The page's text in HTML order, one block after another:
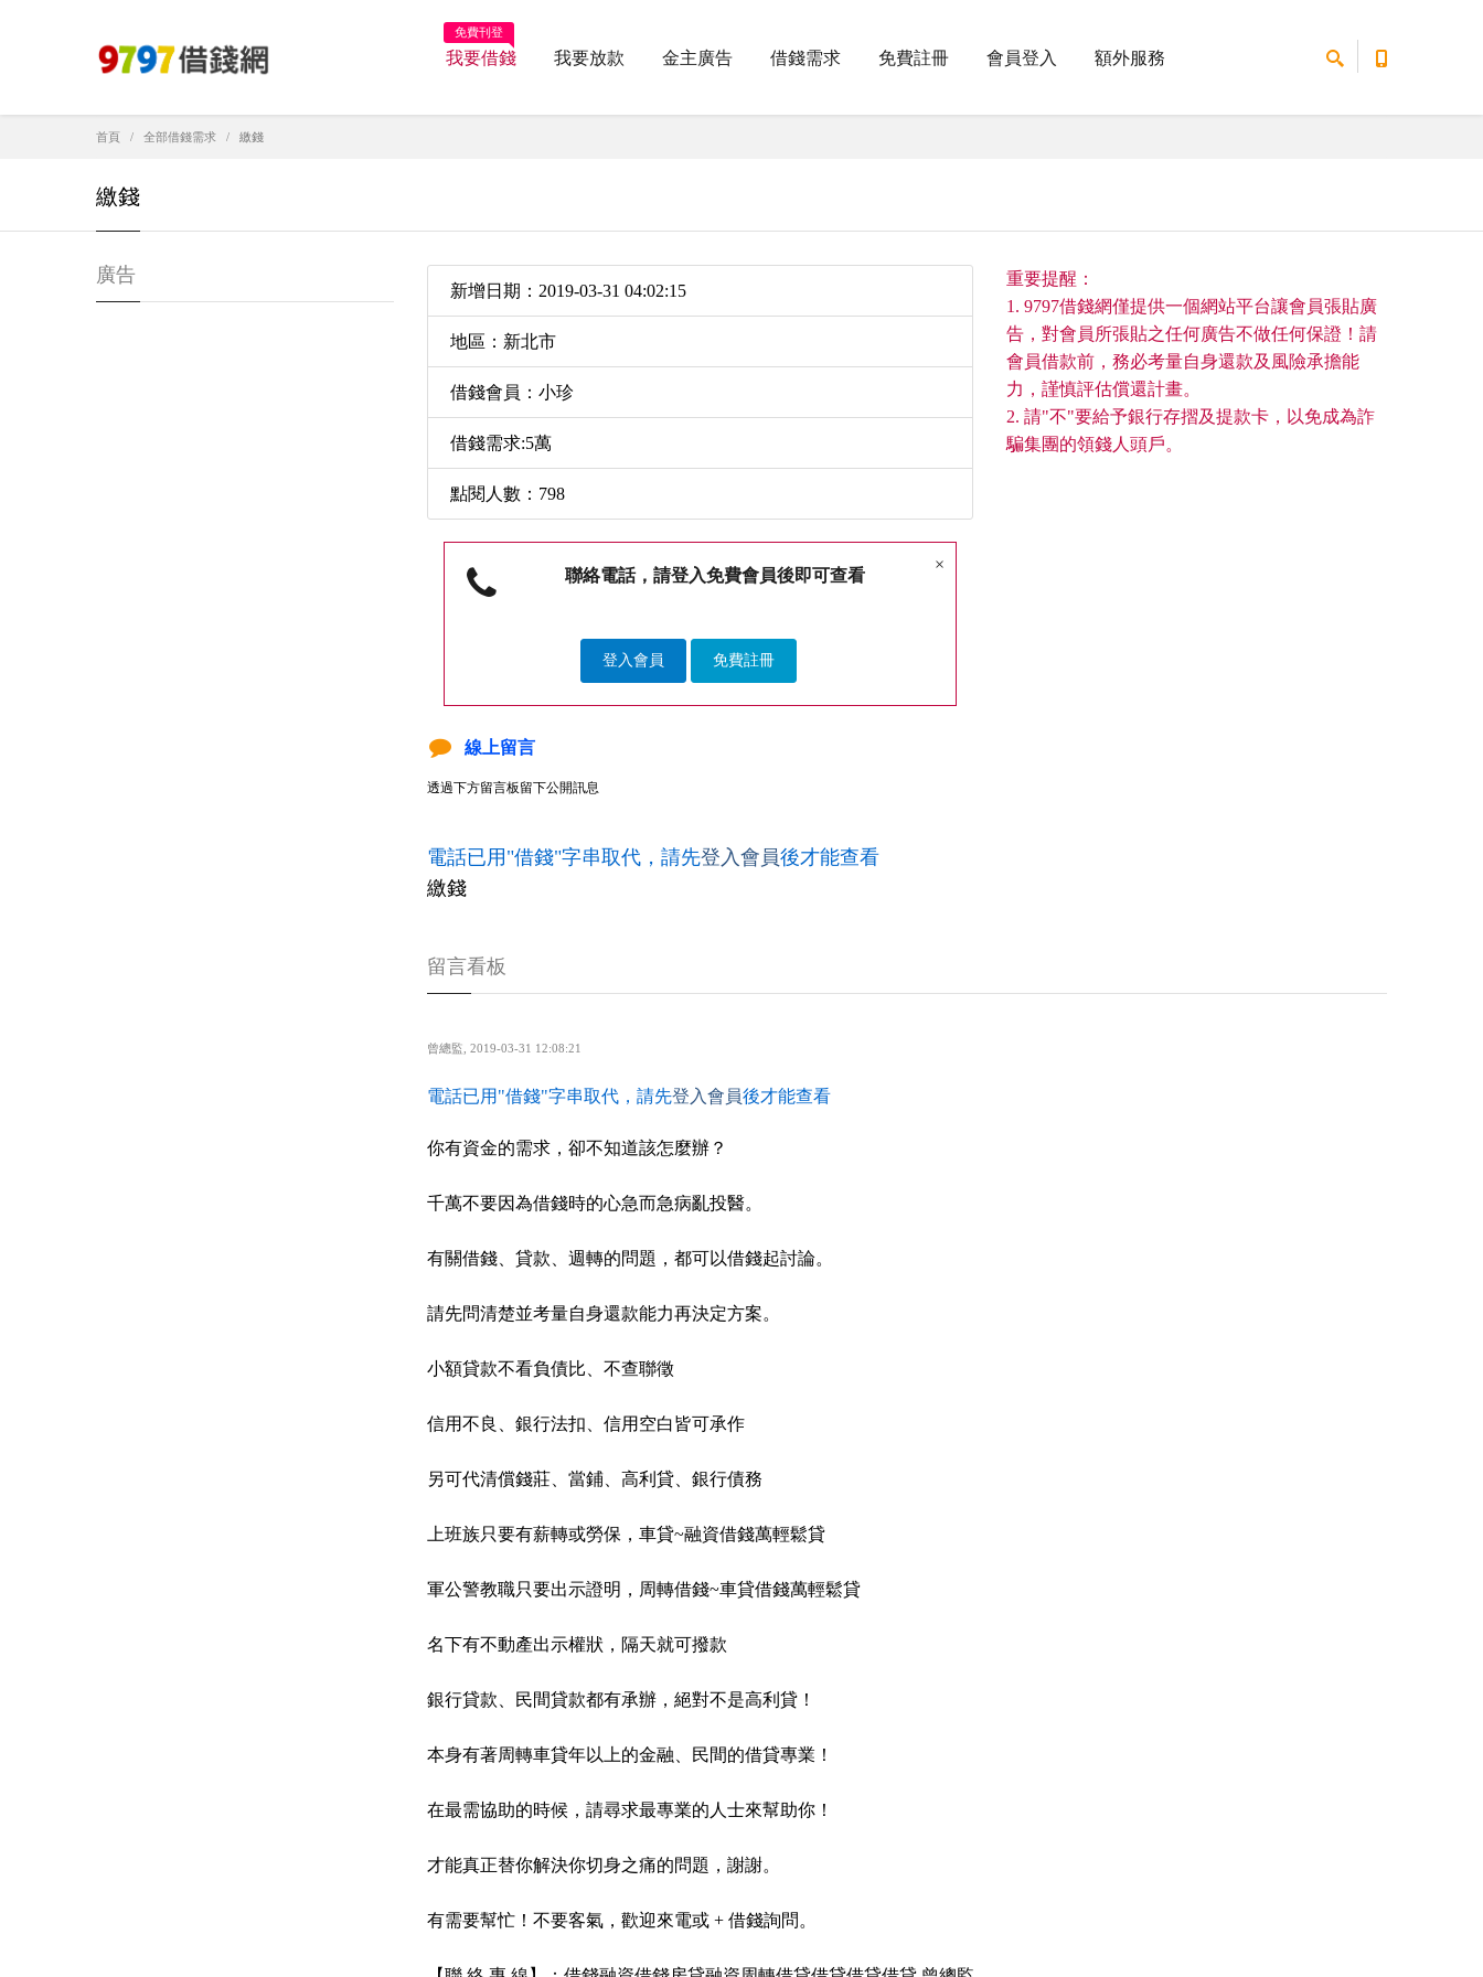
我要借錢
免費刊登
我要放款 金主廣告 借錢需求 免費註冊 會員登入 額外服務
首頁 全部借錢需求 繳錢
繳錢
新增日期：2019-03-31 04:02:15
地區：新北市
借錢會員：小珍
借錢需求:5萬
點閱人數：798
×
聯絡電話，請登入免費會員後即可查看
登入會員 免費註冊
線上留言
透過下方留言板留下公開訊息
重要提醒：
1. 9797借錢網僅提供一個網站平台讓會員張貼廣
告，對會員所張貼之任何廣告不做任何保證！請
會員借款前，務必考量自身還款及風險承擔能
力，謹慎評估償還計畫。
2. 請"不"要給予銀行存摺及提款卡，以免成為詐
騙集團的領錢人頭戶。
電話已用"借錢"字串取代，請先登入會員後才能查看
繳錢
留言看板
曾總監 2019-03-31 12:08:21
電話已用"借錢"字串取代，請先登入會員後才能查看
你有資金的需求，卻不知道該怎麼辦？
千萬不要因為借錢時的心急而急病亂投醫。
有關借錢、貸款、週轉的問題，都可以借錢起討論。
請先問清楚並考量自身還款能力再決定方案。
小額貸款不看負債比、不查聯徵
信用不良、銀行法扣、信用空白皆可承作
另可代清償錢莊、當鋪、高利貸、銀行債務
上班族只要有薪轉或勞保，車貸~融資借錢萬輕鬆貸
軍公警教職只要出示證明，周轉借錢~車貸借錢萬輕鬆貸
名下有不動產出示權狀，隔天就可撥款
銀行貸款、民間貸款都有承辦，絕對不是高利貸！
本身有著周轉車貸年以上的金融、民間的借貸專業！
在最需協助的時候，請尋求最專業的人士來幫助你！
才能真正替你解決你切身之痛的問題，謝謝。
有需要幫忙！不要客氣，歡迎來電或 + 借錢詢問。
廣告